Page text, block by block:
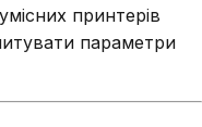
принтерів
параметри